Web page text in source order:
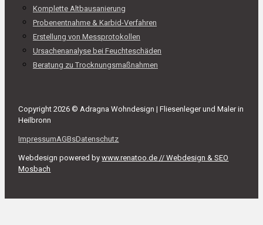
Komplette Altbausanierung
Probenentnahme & Karbid-Verfahren
Erstellung von Messprotokollen
Ursachenanalyse bei Feuchteschäden
Beratung zu Trocknungsmaßnahmen
Copyright 2026 © Adragna Wohndesign | Fliesenleger und Maler in
Heilbronn
ImpressumAGBsDatenschutz
Webdesign powered bywww.renatoo.de // Webdesign & SEO
Mosbach